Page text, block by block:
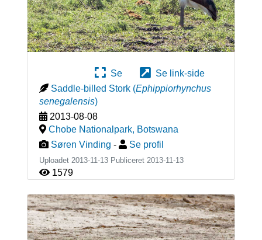
Se
Se link-side
Saddle-billed Stork (Ephippiorhynchus
senegalensis)
2013-08-08
Chobe Nationalpark, Botswana
Søren Vinding - Se profil
Uploadet 2013-11-13 Publiceret 2013-11-13
1579